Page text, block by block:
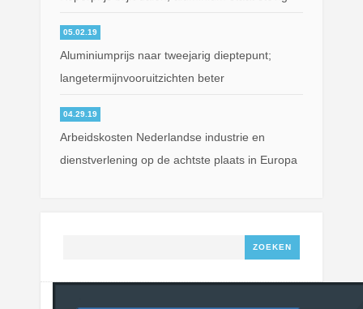
05.02.19
Aluminiumprijs naar tweejarig dieptepunt;
langetermijnvooruitzichten beter
04.29.19
Arbeidskosten Nederlandse industrie en
dienstverlening op de achtste plaats in Europa